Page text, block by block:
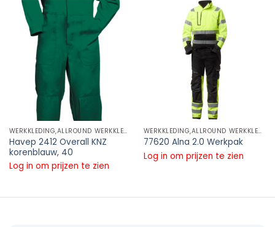
WERKKLEDING,ALLROUND WERKKLEDING,OVERALLS
Havep 2412 Overall KNZ
korenblauw, 40
Log in om prijzen te zien
WERKKLEDING,ALLROUND WERKKLEDING,OVERALLS
77620 Alna 2.0 Werkpak
Log in om prijzen te zien